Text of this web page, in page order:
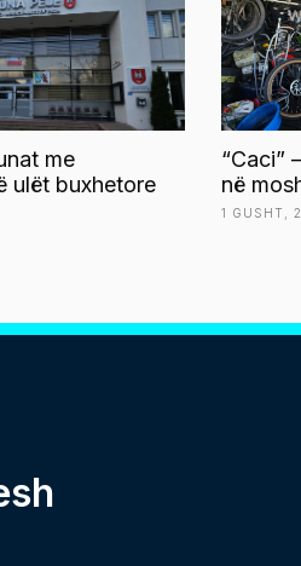
me
ulët buxhetore
“Caci”
në
1 GUSHT,